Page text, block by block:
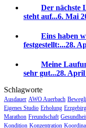
Der nächste
steht auf...6. Mai
Eins haben
festgestellt:...28.
Meine
sehr gut...28. April
Schlagworte
Ausdauer AWO Auerbach
Eigenes Studio Erholung
Marathon Freundschaft
Kondition Konzentration